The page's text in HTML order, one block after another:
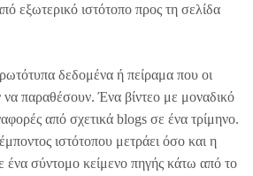
εξωτερικό ιστότοπο προς τη σελίδα
δεδομένα ή πείραμα που οι
παραθέσουν. Ένα βίντεο με μοναδικό
από σχετικά blogs σε ένα τρίμηνο.
ιστότοπου μετράει όσο και η
ένα σύντομο κείμενο πηγής κάτω από το